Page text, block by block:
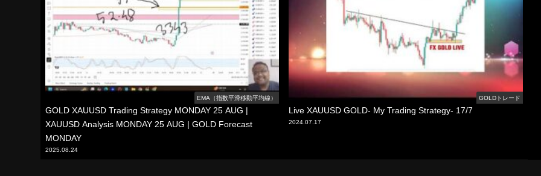
EMA（指数平滑移動平均線）
GOLD XAUUSD Trading Strategy MONDAY 25 AUG |
XAUUSD Analysis MONDAY 25 AUG | GOLD Forecast
MONDAY
2025.08.24
GOLDトレード
Live XAUUSD GOLD- My Trading Strategy- 17/7
2024.07.17